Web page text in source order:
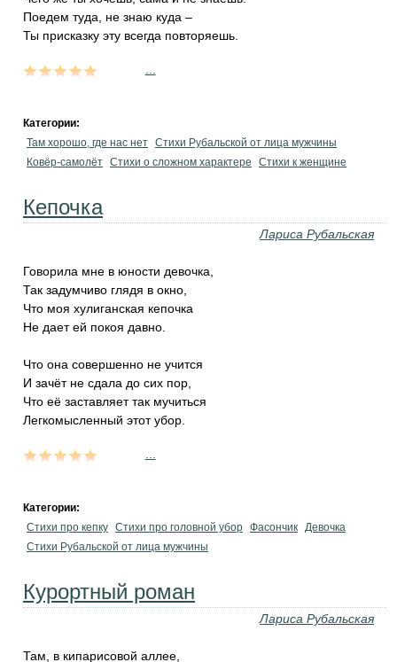
Поедем туда, не знаю куда –
Ты присказку эту всегда повторяешь.
Категории:
Там хорошо, где нас нет Стихи Рубальской от лица мужчины
Ковёр-самолёт Стихи о сложном характере Стихи к женщине
Кепочка
Лариса Рубальская
Говорила мне в юности девочка,
Так задумчиво глядя в окно,
Что моя хулиганская кепочка
Не дает ей покоя давно.
Что она совершенно не учится
И зачёт не сдала до сих пор,
Что её заставляет так мучиться
Легкомысленный этот убор.
Категории:
Стихи про кепку Стихи про головной убор Фасончик Девочка
Стихи Рубальской от лица мужчины
Курортный роман
Лариса Рубальская
Там, в кипарисовой аллее,